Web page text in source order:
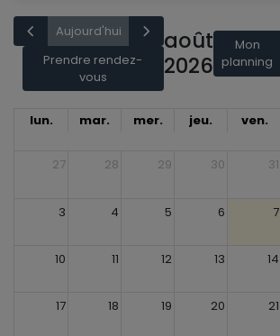
Aujourd'hui
Prendre rendez-
vous
août
2026
Mon
planning
lun. mar. mer. jeu. ven.
27 28 29 30 31
3 4 5 6 7
10 11 12 13 14
17 18 19 20 21